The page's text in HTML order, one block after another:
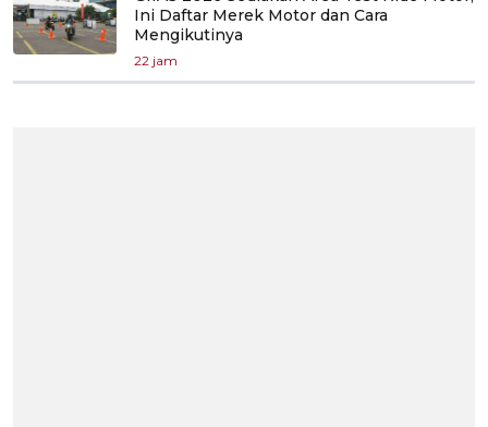
Ini Daftar Merek Motor dan Cara
Mengikutinya
22 jam